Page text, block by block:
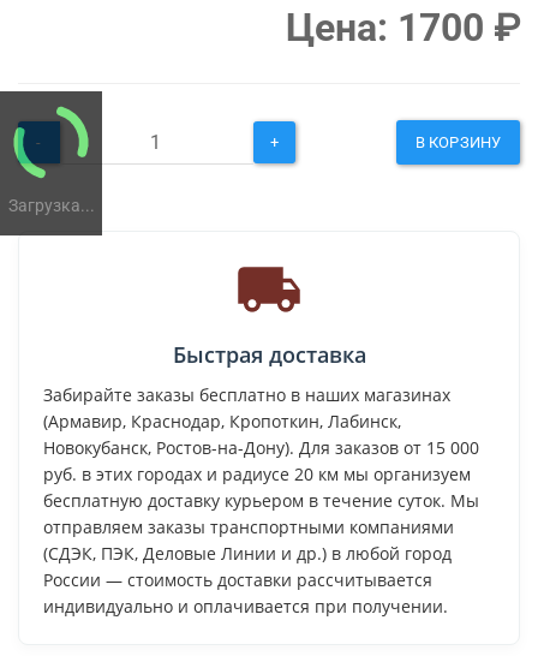
Загрузка...
Цена: 1700 ₽
- + В КОРЗИНУ
Быстрая доставка
Забирайте заказы бесплатно в наших магазинах
(Армавир, Краснодар, Кропоткин, Лабинск,
Новокубанск, Ростов-на-Дону). Для заказов от 15 000
руб. в этих городах и радиусе 20 км мы организуем
бесплатную доставку курьером в течение суток. Мы
отправляем заказы транспортными компаниями
(СДЭК, ПЭК, Деловые Линии и др.) в любой город
России — стоимость доставки рассчитывается
индивидуально и оплачивается при получении.